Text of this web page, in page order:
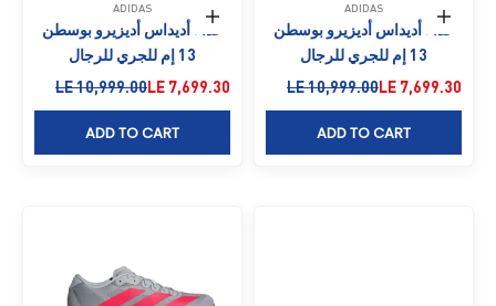
حدِّد الخيارات
ADIDAS
حذاء أديداس أديزيرو بوسطن
13 إم للجري للرجال
السعر بعد الخصم
LE 7,699.30السعر قبل الخصم
LE 10,999.00
ADD TO CART
حدِّد الخيارات
ADIDAS
حذاء أديداس أديزيرو بوسطن
13 إم للجري للرجال
السعر بعد الخصم
LE 7,699.30السعر قبل الخصم
LE 10,999.00
ADD TO CART